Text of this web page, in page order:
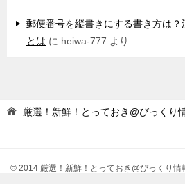
郵便番号を縦書きにする書き方は
とは に heiwa-777 より
厳選！新鮮！とっておき@びっくり
© 2014 厳選！新鮮！とっておき@びっくり情